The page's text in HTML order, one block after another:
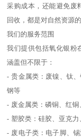
采购成本，还能避免废
回收，都是对自然资源
我们的服务范围
我们提供包括氧化银粉
涵盖但不限于：
- 贵金属类：废镍、钛
钢等
- 废金属类：磷铜、红
- 塑胶类：硅胶、亚克力
- 废电子类：电子脚、